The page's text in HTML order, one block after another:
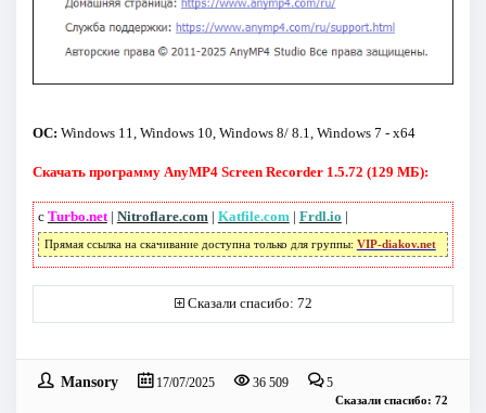
ОС: Windows 11, Windows 10, Windows 8/ 8.1, Windows 7 - x64
Скачать программу AnyMP4 Screen Recorder 1.5.72 (129 МБ):
с Turbo.net| Nitroflare.com | Katfile.com | Frdl.io |
Прямая ссылка на скачивание доступна только для группы: VIP-diakov.net
Сказали спасибо: 72
Mansory 17/07/2025 36 509 5
Сказали спасибо: 72